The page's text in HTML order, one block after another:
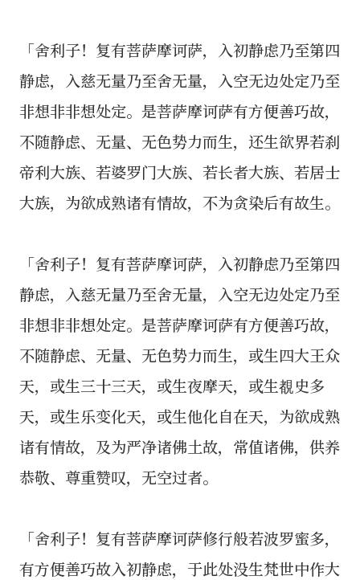
「舍利子！复有菩萨摩诃萨，入初静虑乃至第四
静虑，入慈无量乃至舍无量，入空无边处定乃至
非想非非想处定。是菩萨摩诃萨有方便善巧故，
不随静虑、无量、无色势力而生，还生欲界若刹
帝利大族、若婆罗门大族、若长者大族、若居士
大族，为欲成熟诸有情故，不为贪染后有故生。
「舍利子！复有菩萨摩诃萨，入初静虑乃至第四
静虑，入慈无量乃至舍无量，入空无边处定乃至
非想非非想处定。是菩萨摩诃萨有方便善巧故，
不随静虑、无量、无色势力而生，或生四大王众
天，或生三十三天，或生夜摩天，或生覩史多
天，或生乐变化天，或生他化自在天，为欲成熟
诸有情故，及为严净诸佛土故，常值诸佛，供养
恭敬、尊重赞叹，无空过者。
「舍利子！复有菩萨摩诃萨修行般若波罗蜜多，
有方便善巧故入初静虑，于此处没生梵世中作大